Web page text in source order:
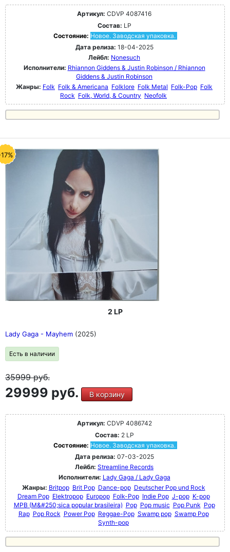
Артикул: CDVP 4087416
Состав: LP
Состояние: Новое. Заводская упаковка.
Дата релиза: 18-04-2025
Лейбл: Nonesuch
Исполнители: Rhiannon Giddens & Justin Robinson / Rhiannon
Giddens & Justin Robinson
Жанры: Folk Folk & Americana Folklore Folk Metal Folk-Pop Folk
Rock Folk, World, & Country Neofolk
2 LP
Lady Gaga - Mayhem (2025)
Есть в наличии
35999руб.
29999 руб. В корзину
Артикул: CDVP 4086742
Состав: 2 LP
Состояние: Новое. Заводская упаковка.
Дата релиза: 07-03-2025
Лейбл: Streamline Records
Исполнители: Lady Gaga / Lady Gaga
Жанры: Britpop Brit Pop Dance-pop Deutscher Pop und Rock
Dream Pop Elektropop Europop Folk-Pop Indie Pop J-pop K-pop
MPB (M&#250;sica popular brasileira) Pop Pop music Pop Punk Pop
Rap Pop Rock Power Pop Reggae-Pop Swamp pop Swamp Pop
Synth-pop